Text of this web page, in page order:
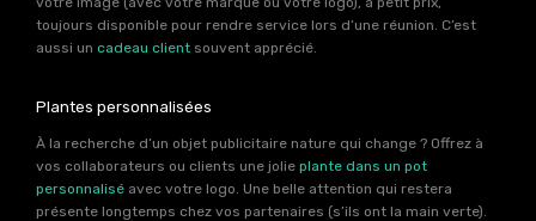
toujours disponible pour rendre service lors d’une réunion. C’est
aussi un cadeau client souvent apprécié.
Plantes personnalisées
À la recherche d’un objet publicitaire nature qui change ? Offrez à
vos collaborateurs ou clients une jolie plante dans un pot
personnalisé avec votre logo. Une belle attention qui restera
présente longtemps chez vos partenaires (s’ils ont la main verte).